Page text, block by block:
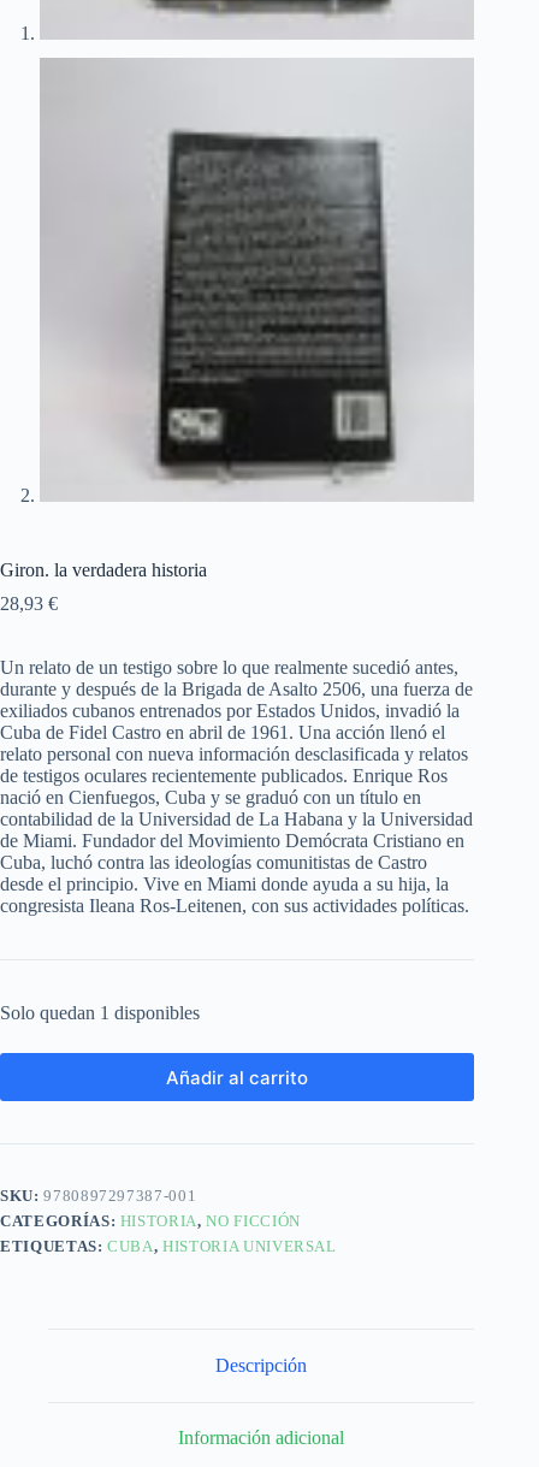
Giron. la verdadera historia
28,93 €
Un relato de un testigo sobre lo que realmente sucedió antes,
durante y después de la Brigada de Asalto 2506, una fuerza de
exiliados cubanos entrenados por Estados Unidos, invadió la
Cuba de Fidel Castro en abril de 1961. Una acción llenó el
relato personal con nueva información desclasificada y relatos
de testigos oculares recientemente publicados. Enrique Ros
nació en Cienfuegos, Cuba y se graduó con un título en
contabilidad de la Universidad de La Habana y la Universidad
de Miami. Fundador del Movimiento Demócrata Cristiano en
Cuba, luchó contra las ideologías comunitistas de Castro
desde el principio. Vive en Miami donde ayuda a su hija, la
congresista Ileana Ros-Leitenen, con sus actividades políticas.
Solo quedan 1 disponibles
Añadir al carrito
SKU:9780897297387-001
CATEGORÍAS: HISTORIA,NO FICCIÓN
ETIQUETAS:CUBA,HISTORIA UNIVERSAL
Descripción
Información adicional